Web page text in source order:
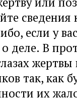
если у
деле. В
жертвы
так, как
их